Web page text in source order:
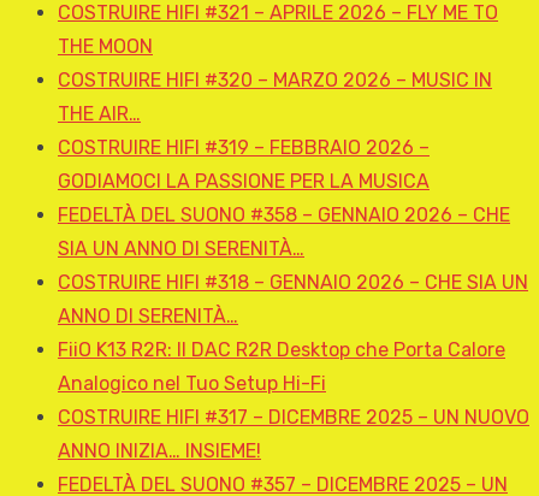
COSTRUIRE HIFI #321 – APRILE 2026 – FLY ME TO
THE MOON
COSTRUIRE HIFI #320 – MARZO 2026 – MUSIC IN
THE AIR…
COSTRUIRE HIFI #319 – FEBBRAIO 2026 –
GODIAMOCI LA PASSIONE PER LA MUSICA
FEDELTÀ DEL SUONO #358 – GENNAIO 2026 – CHE
SIA UN ANNO DI SERENITÀ…
COSTRUIRE HIFI #318 – GENNAIO 2026 – CHE SIA UN
ANNO DI SERENITÀ…
FiiO K13 R2R: Il DAC R2R Desktop che Porta Calore
Analogico nel Tuo Setup Hi-Fi
COSTRUIRE HIFI #317 – DICEMBRE 2025 – UN NUOVO
ANNO INIZIA… INSIEME!
FEDELTÀ DEL SUONO #357 – DICEMBRE 2025 – UN